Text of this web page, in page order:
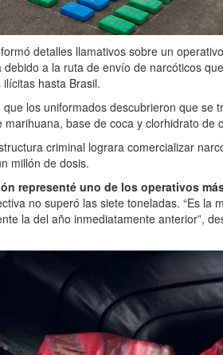
detalles llamativos sobre un
a la ruta de envío de narcóticos
hasta Brasil.
los uniformados descubrieron que se
base de coca y clorhidrato de
criminal lograra comercializar
millón de dosis.
representé uno de los operativos
no superó las siete toneladas. “Es la
la del año inmediatamente anterior”,